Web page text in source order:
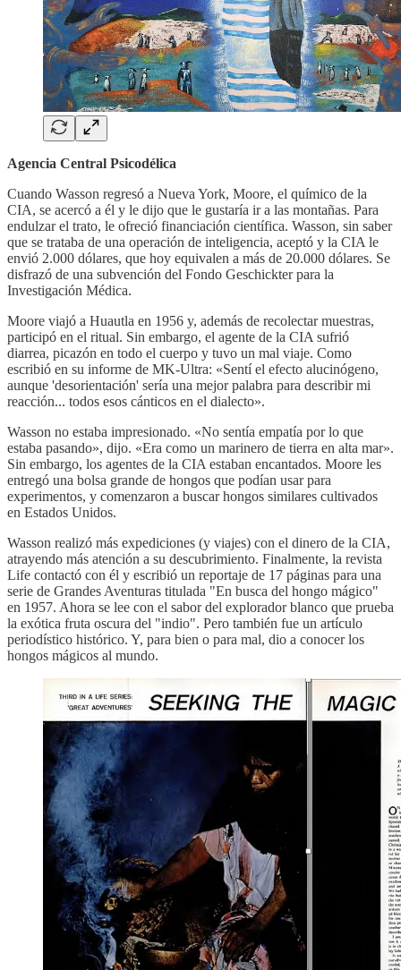
Agencia Central Psicodélica
Cuando Wasson regresó a Nueva York, Moore, el químico de la
CIA, se acercó a él y le dijo que le gustaría ir a las montañas. Para
endulzar el trato, le ofreció financiación científica. Wasson, sin saber
que se trataba de una operación de inteligencia, aceptó y la CIA le
envió 2.000 dólares, que hoy equivalen a más de 20.000 dólares. Se
disfrazó de una subvención del Fondo Geschickter para la
Investigación Médica.
Moore viajó a Huautla en 1956 y, además de recolectar muestras,
participó en el ritual. Sin embargo, el agente de la CIA sufrió
diarrea, picazón en todo el cuerpo y tuvo un mal viaje. Como
escribió en su informe de MK-Ultra: «Sentí el efecto alucinógeno,
aunque 'desorientación' sería una mejor palabra para describir mi
reacción... todos esos cánticos en el dialecto».
Wasson no estaba impresionado. «No sentía empatía por lo que
estaba pasando», dijo. «Era como un marinero de tierra en alta mar».
Sin embargo, los agentes de la CIA estaban encantados. Moore les
entregó una bolsa grande de hongos que podían usar para
experimentos, y comenzaron a buscar hongos similares cultivados
en Estados Unidos.
Wasson realizó más expediciones (y viajes) con el dinero de la CIA,
atrayendo más atención a su descubrimiento. Finalmente, la revista
Life contactó con él y escribió un reportaje de 17 páginas para una
serie de Grandes Aventuras titulada "En busca del hongo mágico"
en 1957. Ahora se lee con el sabor del explorador blanco que prueba
la exótica fruta oscura del "indio". Pero también fue un artículo
periodístico histórico. Y, para bien o para mal, dio a conocer los
hongos mágicos al mundo.